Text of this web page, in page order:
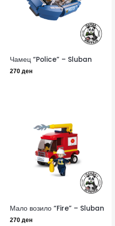
Чамец “Police” – Sluban
270 ден
Мало возило “Fire” – Sluban
270 ден